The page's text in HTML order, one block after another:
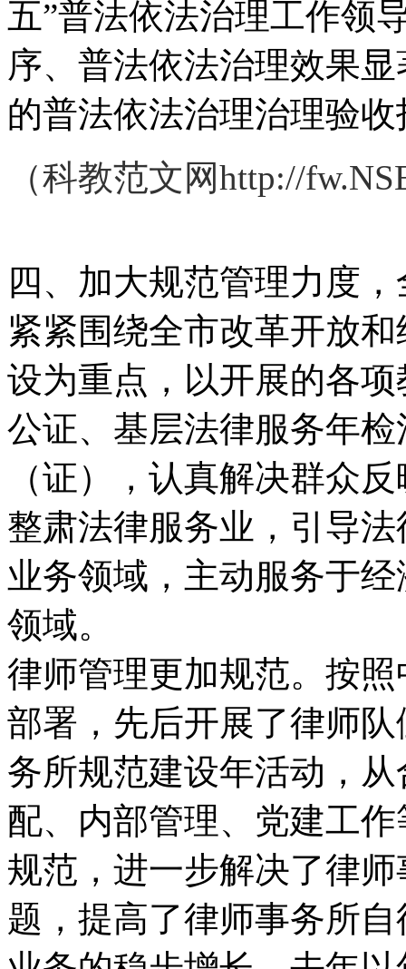
五”普法依法治理工作领
序、普法依法治理效果
的普法依法治理治理验
（科教范文网http://
四、加大规范管理力度
紧紧围绕全市改革开放
设为重点，以开展的各
公证、基层法律服务年
（证），认真解决群众
整肃法律服务业，引导
业务领域，主动服务于
领域。
律师管理更加规范。按
部署，先后开展了律师
务所规范建设年活动，
配、内部管理、党建工
规范，进一步解决了律
题，提高了律师事务所